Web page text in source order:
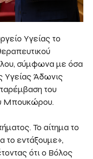
Υγείας το
σύμφωνα με όσα
Υγείας Άδωνις
του
Μπουκώρου.
Το αίτημα το
το εντάξουμε»,
ότι ο Βόλος